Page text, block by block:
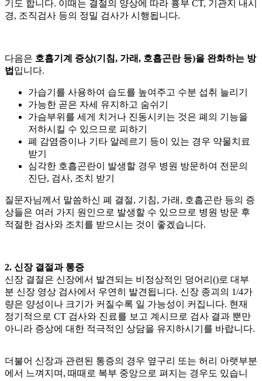
기도 합니다. 이때는 결절의 양상에 따라 흉부 CT, 기관지 내시
경, 조직검사 등의 정밀 검사가 시행됩니다.
다음은 호흡기계 증상(기침, 가래, 호흡곤란 등)을 완화하는 방
법 입니다.
가습기를 사용하여 습도를 높여주고 수분 섭취 늘리기
가능한 곧은 자세 유지하고 숨쉬기
가슴부위를 세게 치거나 진동시키는 것은 폐의 기능을
저하시킬 수 있으므로 피하기
폐 감염증이나 기타 알레르기 등이 있는 경우 약물치료
받기
심각한 호흡곤란이 발생할 경우 병원 방문하여 전문의
진단, 검사, 조치 받기
질문자님께서 말씀하신 폐 결절, 기침, 가래, 호흡곤란 등의 증
상들은 여러 가지 원인으로 발생할 수 있으므로 병원 방문 후
적절한 검사와 조치를 받으시는 것이 좋겠습니다.
2. 신장 결절과 통증
신장 결절은 신장에서 발견되는 비정상적인 덩어리()로 대부
분 신장 영상 검사에서 우연히 발견됩니다. 신장 종괴의 1/4가
량은 양성이나 크기가 커질수록 일 가능성이 커집니다. 현재
정기적으로 CT 검사와 진료를 보고 계시므로 검사 결과 뿐만
아니라 증상에 대한 적극적인 상담을 유지하시기를 바랍니다.
더불어 신장과 관련된 통증의 경우 옆구리 또는 허리 아랫부분
에서 느껴지며, 때때로 복부 중앙으로 펴지는 경우도 있습니